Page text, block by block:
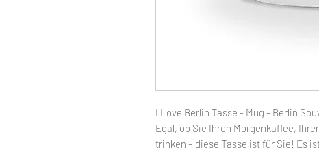
I Love Berlin Tasse - Mug - Berlin
Egal, ob Sie Ihren Morgenkaffee,
trinken – diese Tasse ist für Sie! Es